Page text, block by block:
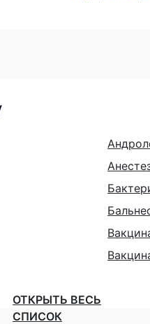
ОТКРЫТЬ ВЕСЬ
СПИСОК